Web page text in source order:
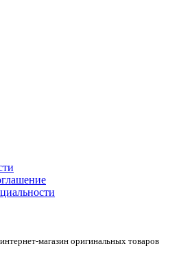
магазин оригинальных товаров